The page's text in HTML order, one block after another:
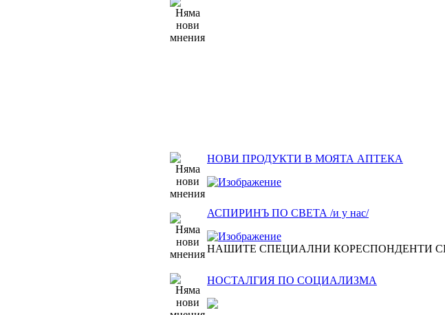
НОВИ ПРОДУКТИ В МОЯТА АПТЕКА
АСПИРИНЪ ПО СВЕТА /и у нас/
НАШИТЕ СПЕЦИАЛНИ КОРЕСПОНДЕНТИ
НОСТАЛГИЯ ПО СОЦИАЛИЗМА